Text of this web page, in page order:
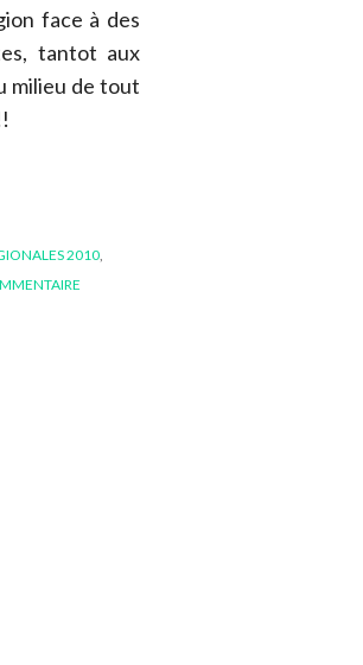
face à des
tantot aux
milieu de tout
2010,